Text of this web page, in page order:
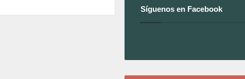
Síguenos en Facebook